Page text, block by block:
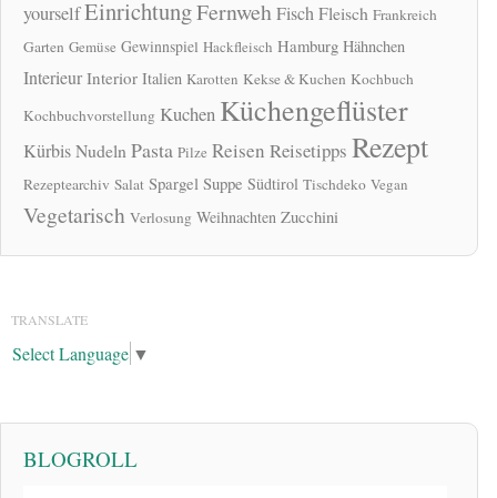
yourselfEinrichtungFernwehFischFleisch Frankreich
Garten Gemüse Gewinnspiel Hackfleisch Hamburg Hähnchen
Interieur Interior Italien Karotten Kekse & Kuchen Kochbuch
Kochbuchvorstellung Kuchen Küchengeflüster
KürbisNudeln Pasta Pilze Reisen Reisetipps Rezept
Rezeptearchiv Salat Spargel Suppe Südtirol Tischdeko Vegan
Vegetarisch Verlosung Weihnachten Zucchini
TRANSLATE
Select Language ▼
BLOGROLL